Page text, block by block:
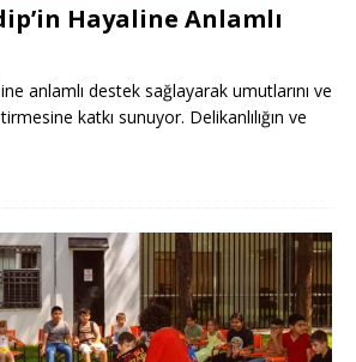
Hayaline Anlamlı
anlamlı destek sağlayarak umutlarını ve
katkı sunuyor. Delikanlılığın ve